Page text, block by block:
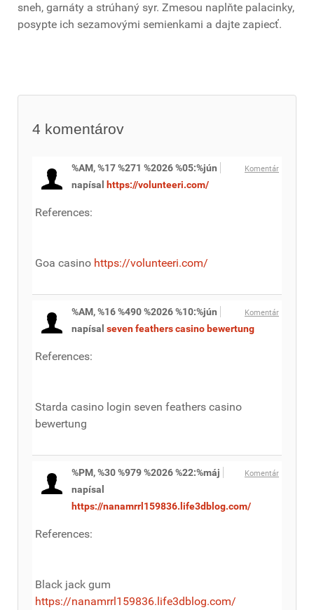
sneh, garnáty a strúhaný syr. Zmesou naplňte palacinky,
posypte ich sezamovými semienkami a dajte zapiecť.
4 komentárov
Komentár
%AM, %17 %271 %2026 %05:%jún
napísal
https://volunteeri.com/
References:
Goa casino https://volunteeri.com/
Komentár
%AM, %16 %490 %2026 %10:%jún
napísal seven feathers casino bewertung
References:
Starda casino login seven feathers casino
bewertung
Komentár
%PM, %30 %979 %2026 %22:%máj
napísal
https://nanamrrl159836.life3dblog.com/
References:
Black jack gum
https://nanamrrl159836.life3dblog.com/